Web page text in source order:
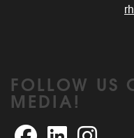
FOLLOW US
MEDIA!
FacebookLinkedIn